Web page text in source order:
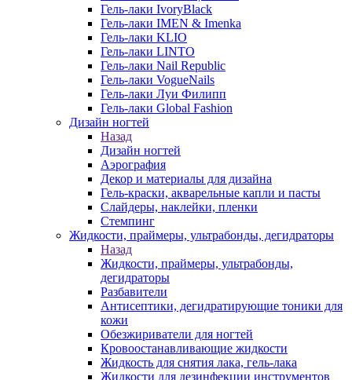
Гель-лаки IvoryBlack
Гель-лаки IMEN & Imenka
Гель-лаки KLIO
Гель-лаки LINTO
Гель-лаки Nail Republic
Гель-лаки VogueNails
Гель-лаки Луи Филипп
Гель-лаки Global Fashion
Дизайн ногтей
Назад
Дизайн ногтей
Аэрография
Декор и материалы для дизайна
Гель-краски, акварельные капли и пасты
Слайдеры, наклейки, пленки
Стемпинг
Жидкости, праймеры, ультрабонды, дегидраторы
Назад
Жидкости, праймеры, ультрабонды,
дегидраторы
Разбавители
Антисептики, дегидратирующие тоники для
кожи
Обезжириватели для ногтей
Кровоостанавливающие жидкости
Жидкость для снятия лака, гель-лака
Жидкости для дезинфекции инструментов